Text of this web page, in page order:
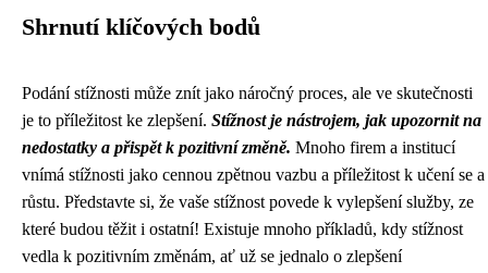
Shrnutí klíčových bodů
Podání stížnosti může znít jako náročný proces, ale ve skutečnosti
je to příležitost ke zlepšení. Stížnost je nástrojem, jak upozornit na
nedostatky a přispět k pozitivní změně. Mnoho firem a institucí
vnímá stížnosti jako cennou zpětnou vazbu a příležitost k učení se a
růstu. Představte si, že vaše stížnost povede k vylepšení služby, ze
které budou těžit i ostatní! Existuje mnoho příkladů, kdy stížnost
vedla k pozitivním změnám, ať už se jednalo o zlepšení